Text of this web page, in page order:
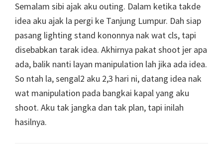
Semalam sibi ajak aku outing. Dalam ketika takde
idea aku ajak la pergi ke Tanjung Lumpur. Dah siap
pasang lighting stand kononnya nak wat cls, tapi
disebabkan tarak idea. Akhirnya pakat shoot jer apa
ada, balik nanti layan manipulation lah jika ada idea.
So ntah la, sengal2 aku 2,3 hari ni, datang idea nak
wat manipulation pada bangkai kapal yang aku
shoot. Aku tak jangka dan tak plan, tapi inilah
hasilnya.